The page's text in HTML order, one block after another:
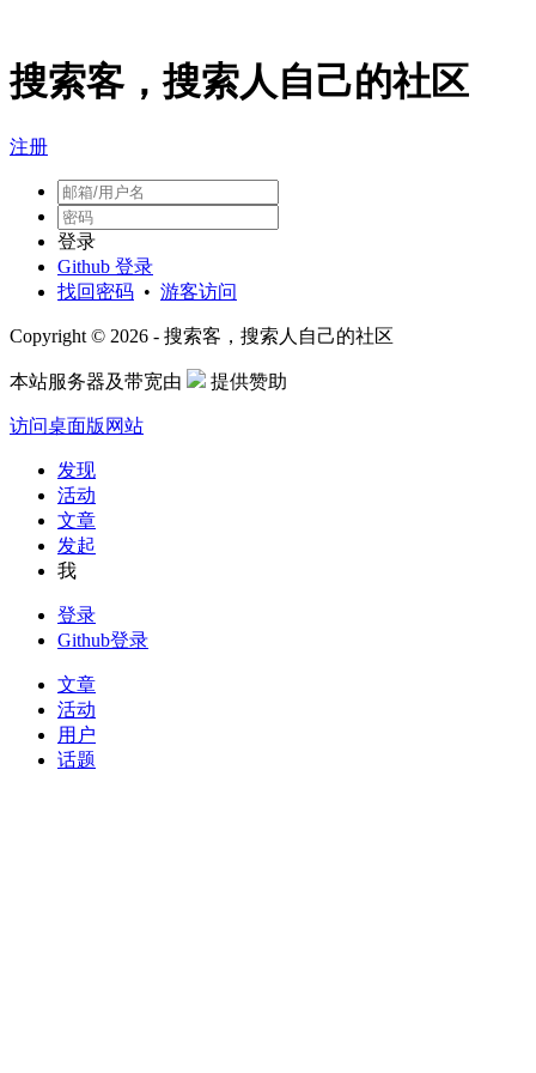
搜索客，搜索人自己的社区
注册
登录
Github 登录
找回密码 • 游客访问
Copyright © 2026 - 搜索客，搜索人自己的社区
本站服务器及带宽由 提供赞助
访问桌面版网站
发现
活动
文章
发起
我
登录
Github登录
文章
活动
用户
话题